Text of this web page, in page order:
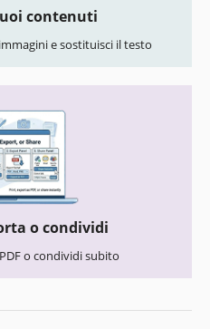
contenuti
e sostituisci il testo
o condividi
o condividi subito